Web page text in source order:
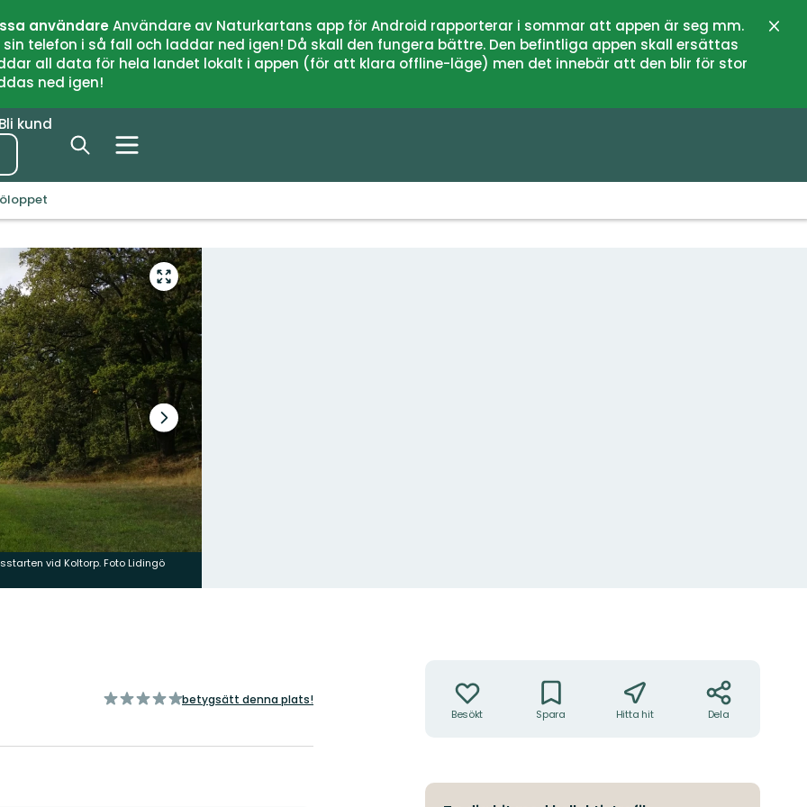
användareAnvändare av Naturkartans app för Android rapporterar i sommar att appen är seg mm.
telefon i så fall och laddar ned igen! Då skall den fungera bättre. Den befintliga appen skall ersättas
all data för hela landet lokalt i appen (för att klara offline-läge) men det innebär att den blir för stor
ned igen!
Bli kund
Gå
till
helskärmsläge
Nästa
bildspel
vid Koltorp. Foto Lidingö
av
betygsätt denna plats!
Besökt Spara Hitta hit Dela